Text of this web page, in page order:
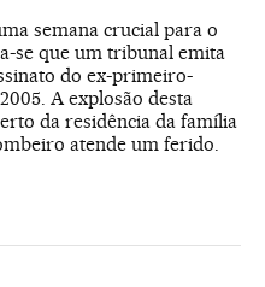
semana crucial para o
se que um tribunal emita
do ex-primeiro-
A explosão desta
da residência da família
atende um ferido.